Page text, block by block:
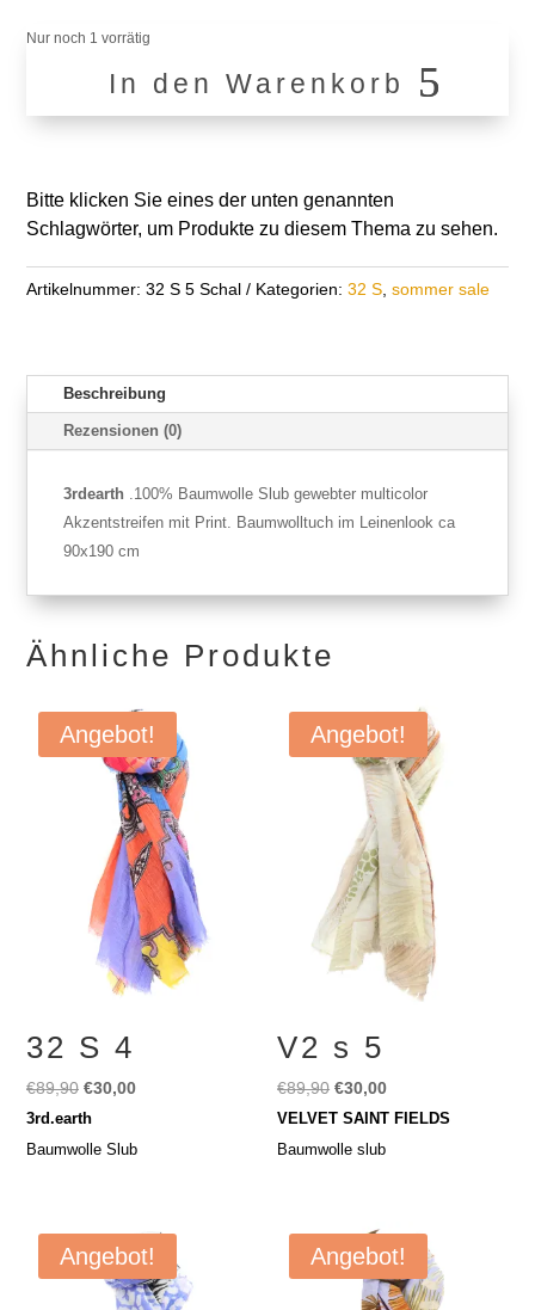
Nur noch 1 vorrätig
In den Warenkorb
Bitte klicken Sie eines der unten genannten
Schlagwörter, um Produkte zu diesem Thema zu sehen.
Artikelnummer: 32 S 5 Schal Kategorien: 32 S sommer sale
Beschreibung
Rezensionen (0)
3rdearth .100% Baumwolle Slub gewebter multicolor
Akzentstreifen mit Print. Baumwolltuch im Leinenlook ca
90x190 cm
Ähnliche Produkte
Angebot!
32 S 4
€89,90 Ursprünglicher
Preis
war:
€30,00Aktueller
ist:
3rd.earth
Baumwolle Slub
Angebot!
V2 s 5
€89,90 Ursprünglicher
Preis
war:
€30,00Aktueller
Preis
VELVET SAINT FIELDS
Baumwolle slub
Angebot! Angebot!